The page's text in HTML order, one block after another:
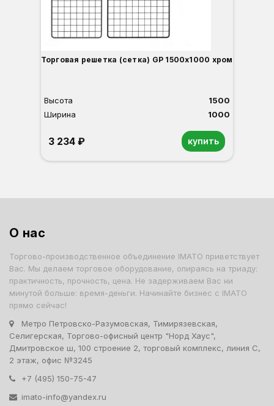
Торговая решетка (сетка) GP 1500х1000 хром
Высота
1500
Ширина
1000
3 234 ₽ купить
О нас
Торгово-производственное объединение IMATO приветствует
Вас. Мы делаем торговое оборудование, опираясь на триаду:
практичность, прочность, цена. Не задерживаем Вас ни
минутой больше: время-деньги. Начинайте бизнес с IMATO
прямо сейчас!
Метро Петровско-Разумовская, Тимирязевская,
Селигерская, Торгово-офисный центр "Норд Хаус",
Дмитровское ш, 100 строение 2, торговый комплекс, линия С,
2 этаж, офис №3245
+7 (495) 150-75-47
imato-info@yandex.ru